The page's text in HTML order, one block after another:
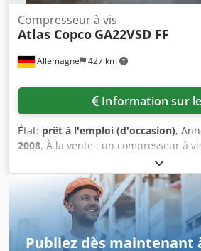
Allemagne 427 km
Compresseur à vis
Atlas Copco GA22VSD FF
Information sur
État: prêt à l'emploi (d'occasion),
2008, À la vente : un compresseur à
d’un dessiccateur frigorifique intégré,
réservoir d’air comprimé de 500
moteur : 22 kW (30 CV), débit
l/s), pression de service maximale :
fonctionnement : 29 897 h, réfrigérant
R134a, 0,95 kg. Le compresseur a été
Publiez dès maintenant